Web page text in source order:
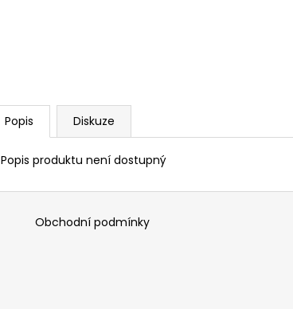
Popis Diskuze
Popis produktu není dostupný
Obchodní podmínky